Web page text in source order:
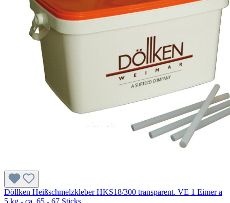
Döllken Heißschmelzkleber HKS18/300 transparent. VE 1 Eimer a
5 kg - ca. 65 - 67 Sticks